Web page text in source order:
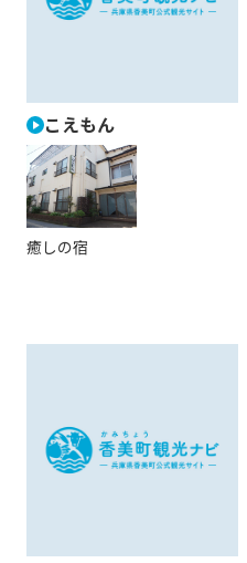
こえもん
癒しの宿